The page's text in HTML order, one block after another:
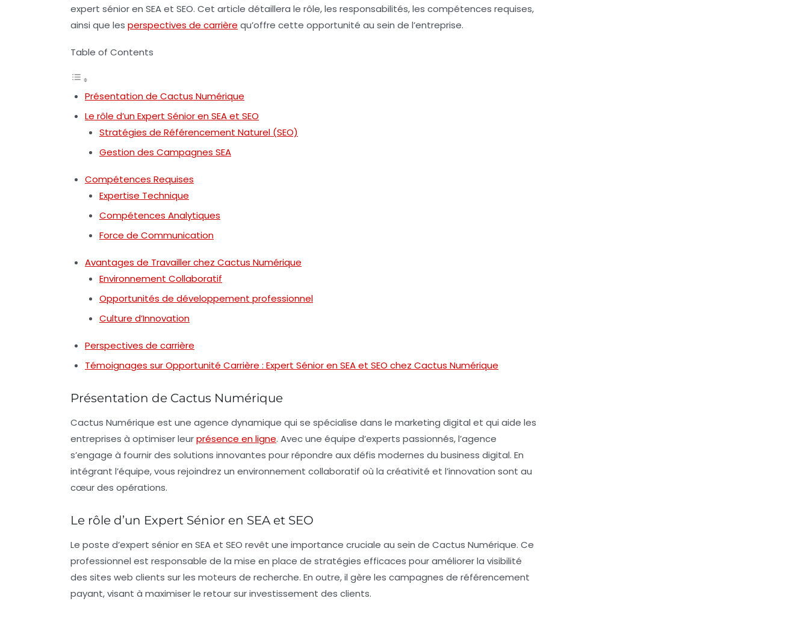
expert sénior en SEA et SEO. Cet article détaillera le rôle, les responsabilités, les compétences requises,
ainsi que les perspectives de carrière qu’offre cette opportunité au sein de l’entreprise.
Table of Contents
Présentation de Cactus Numérique
Le rôle d’un Expert Sénior en SEA et SEO
Stratégies de Référencement Naturel (SEO)
Gestion des Campagnes SEA
Compétences Requises
Expertise Technique
Compétences Analytiques
Force de Communication
Avantages de Travailler chez Cactus Numérique
Environnement Collaboratif
Opportunités de développement professionnel
Culture d’Innovation
Perspectives de carrière
Témoignages sur Opportunité Carrière : Expert Sénior en SEA et SEO chez Cactus Numérique
Présentation de Cactus Numérique
Cactus Numérique est une agence dynamique qui se spécialise dans le marketing digital et qui aide les
entreprises à optimiser leurprésence en ligne. Avec une équipe d’experts passionnés, l’agence
s’engage à fournir des solutions innovantes pour répondre aux défis modernes du business digital. En
intégrant l’équipe, vous rejoindrez un environnement collaboratif où la créativité et l’innovation sont au
cœur des opérations.
Le rôle d’un Expert Sénior en SEA et SEO
Le poste d’expert sénior en SEA et SEO revêt une importance cruciale au sein de Cactus Numérique. Ce
professionnel est responsable de la mise en place de stratégies efficaces pour améliorer la visibilité
des sites web clients sur les moteurs de recherche. En outre, il gère les campagnes de référencement
payant, visant à maximiser le retour sur investissement des clients.